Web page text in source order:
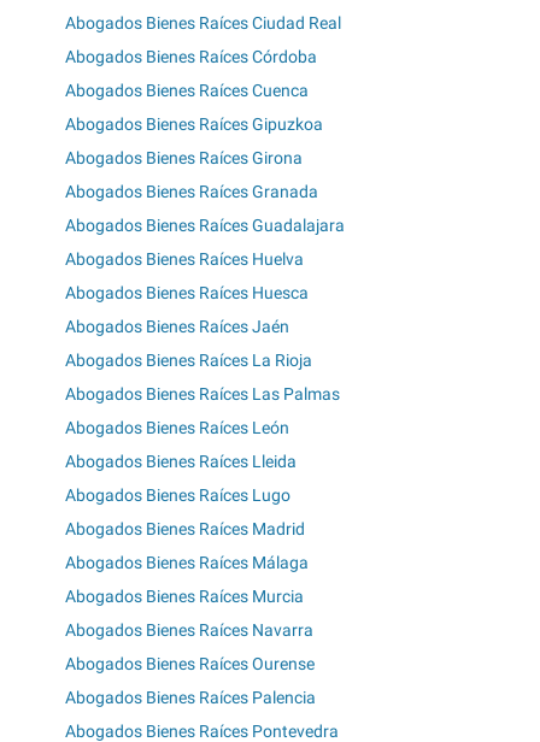
Abogados Bienes Raíces Ciudad Real
Abogados Bienes Raíces Córdoba
Abogados Bienes Raíces Cuenca
Abogados Bienes Raíces Gipuzkoa
Abogados Bienes Raíces Girona
Abogados Bienes Raíces Granada
Abogados Bienes Raíces Guadalajara
Abogados Bienes Raíces Huelva
Abogados Bienes Raíces Huesca
Abogados Bienes Raíces Jaén
Abogados Bienes Raíces La Rioja
Abogados Bienes Raíces Las Palmas
Abogados Bienes Raíces León
Abogados Bienes Raíces Lleida
Abogados Bienes Raíces Lugo
Abogados Bienes Raíces Madrid
Abogados Bienes Raíces Málaga
Abogados Bienes Raíces Murcia
Abogados Bienes Raíces Navarra
Abogados Bienes Raíces Ourense
Abogados Bienes Raíces Palencia
Abogados Bienes Raíces Pontevedra